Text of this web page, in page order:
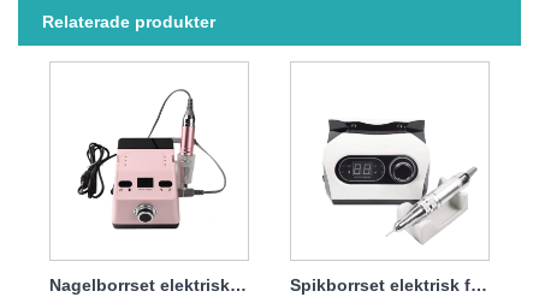
Relaterade produkter
Nagelborrset elektriskt för att ta bort gellack 65w 35000rpm Spikborrset elektrisk fil Professional 65w 35000rpm